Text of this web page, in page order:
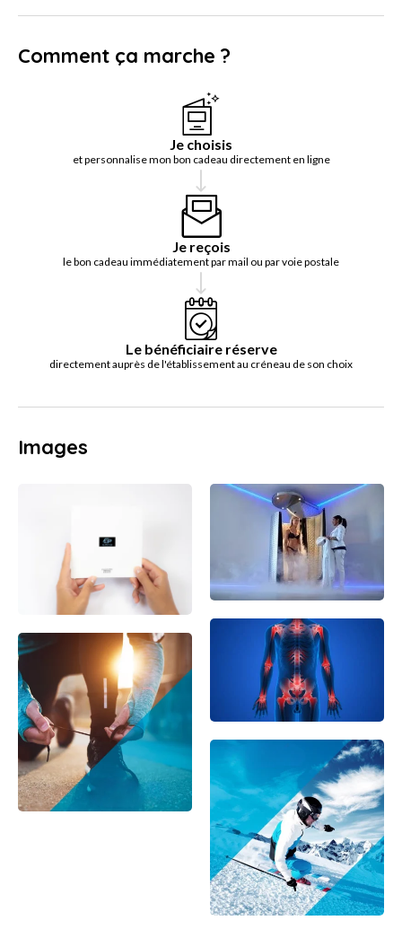
Comment ça marche ?
Je choisis
et personnalise mon bon cadeau directement en ligne
Je reçois
le bon cadeau immédiatement par mail ou par voie postale
Le bénéficiaire réserve
directement auprès de l'établissement au créneau de son choix
Images